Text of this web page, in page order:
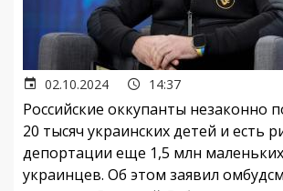
02.10.2024 14:37
Российские оккупанты незаконно
20 тысяч украинских детей и есть
депортации еще 1,5 млн маленьких
украинцев. Об этом заявил